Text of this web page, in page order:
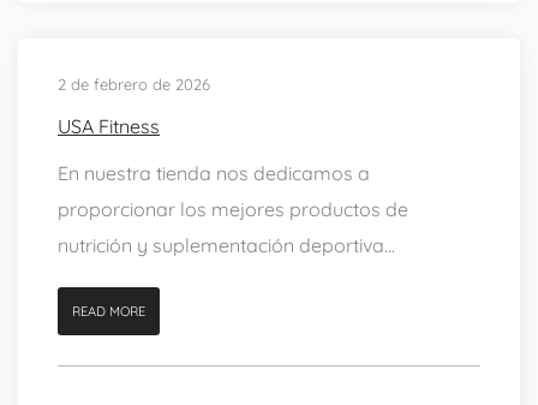
2 de febrero de 2026
USA Fitness
En nuestra tienda nos dedicamos a
proporcionar los mejores productos de
nutrición y suplementación deportiva...
READ MORE